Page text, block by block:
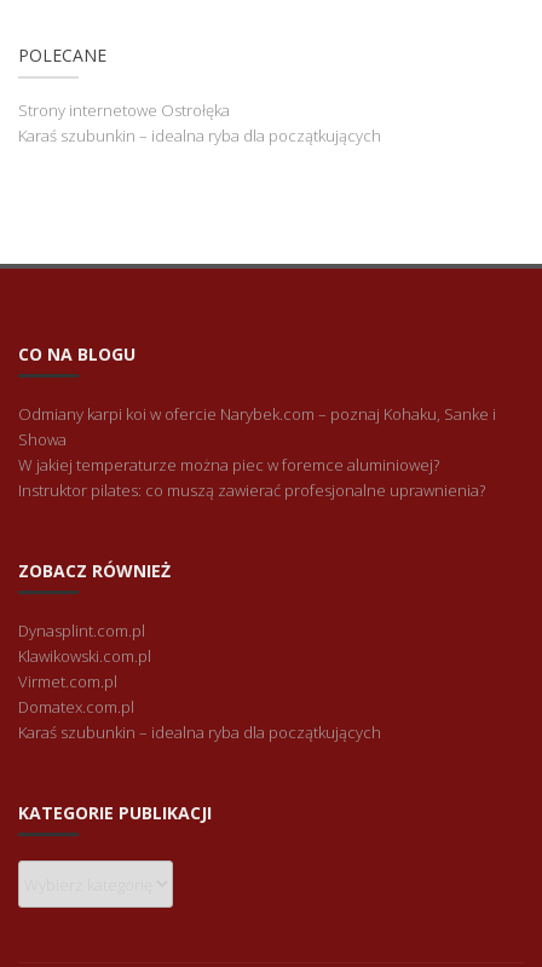
POLECANE
Strony internetowe Ostrołęka
Karaś szubunkin – idealna ryba dla początkujących
CO NA BLOGU
Odmiany karpi koi w ofercie Narybek.com – poznaj Kohaku, Sanke i
Showa
W jakiej temperaturze można piec w foremce aluminiowej?
Instruktor pilates: co muszą zawierać profesjonalne uprawnienia?
ZOBACZ RÓWNIEŻ
Dynasplint.com.pl
Klawikowski.com.pl
Virmet.com.pl
Domatex.com.pl
Karaś szubunkin – idealna ryba dla początkujących
KATEGORIE PUBLIKACJI